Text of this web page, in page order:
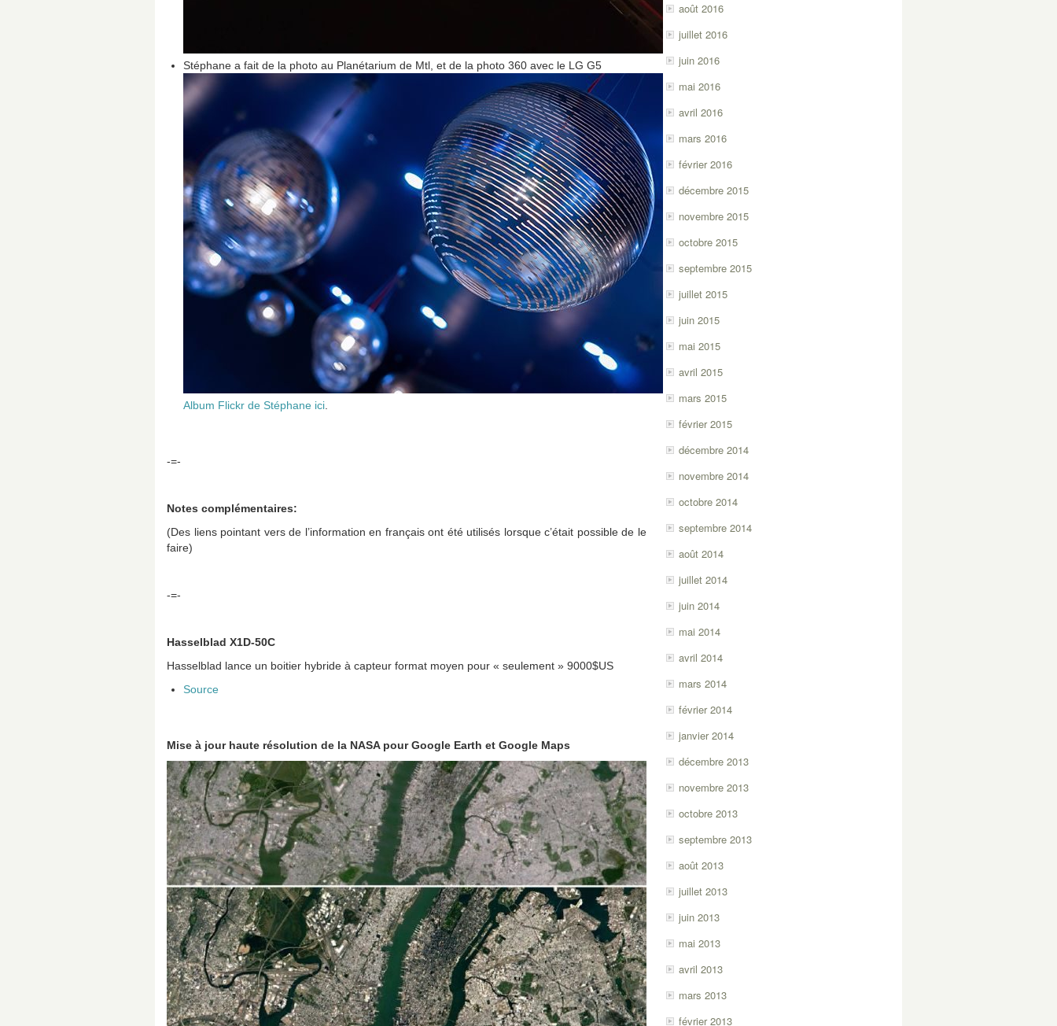
Stéphane a fait de la photo au Planétarium de Mtl, et de la photo 360 avec le LG G5
Album Flickr de Stéphane ici
-=-
Notes complémentaires:
(Des liens pointant vers de l’information en français ont été utilisés lorsque c’était possible de le
faire)
-=-
Hasselblad X1D-50C
Hasselblad lance un boitier hybride à capteur format moyen pour « seulement » 9000$US
Source
Mise à jour haute résolution de la NASA pour Google Earth et Google Maps
août 2016
juillet 2016
juin 2016
mai 2016
avril 2016
mars 2016
février 2016
décembre 2015
novembre 2015
octobre 2015
septembre 2015
juillet 2015
juin 2015
mai 2015
avril 2015
mars 2015
février 2015
décembre 2014
novembre 2014
octobre 2014
septembre 2014
août 2014
juillet 2014
juin 2014
mai 2014
avril 2014
mars 2014
février 2014
janvier 2014
décembre 2013
novembre 2013
octobre 2013
septembre 2013
août 2013
juillet 2013
juin 2013
mai 2013
avril 2013
mars 2013
février 2013